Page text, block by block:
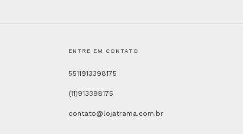
ENTRE EM CONTATO
5511913398175
(11)913398175
contato@lojatrama.com.br